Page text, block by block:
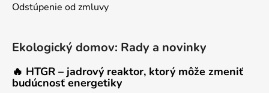
Odstúpenie od zmluvy
Ekologický domov: Rady a novinky
🔥 HTGR – jadrový reaktor, ktorý môže zmeniť
budúcnosť energetiky